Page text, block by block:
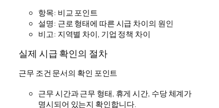
항목: 비교 포인트
설명: 근로 형태에 따른 시급 차이의 원인
비고: 지역별 차이, 기업 정책 차이
실제 시급 확인의 절차
근무 조건 문서의 확인 포인트
근무 시간과 근무 형태, 휴게 시간, 수당 체계가
명시되어 있는지 확인합니다.